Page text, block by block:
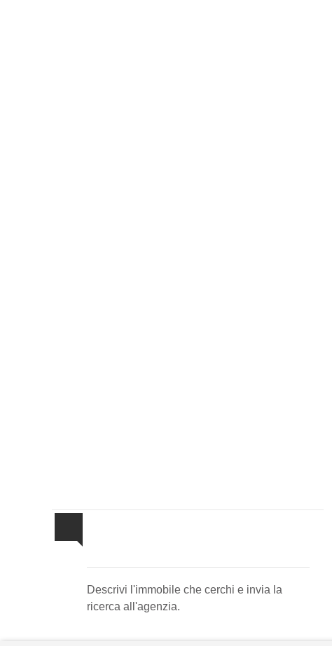
Descrivi l'immobile che cerchi e invia la
ricerca all'agenzia.